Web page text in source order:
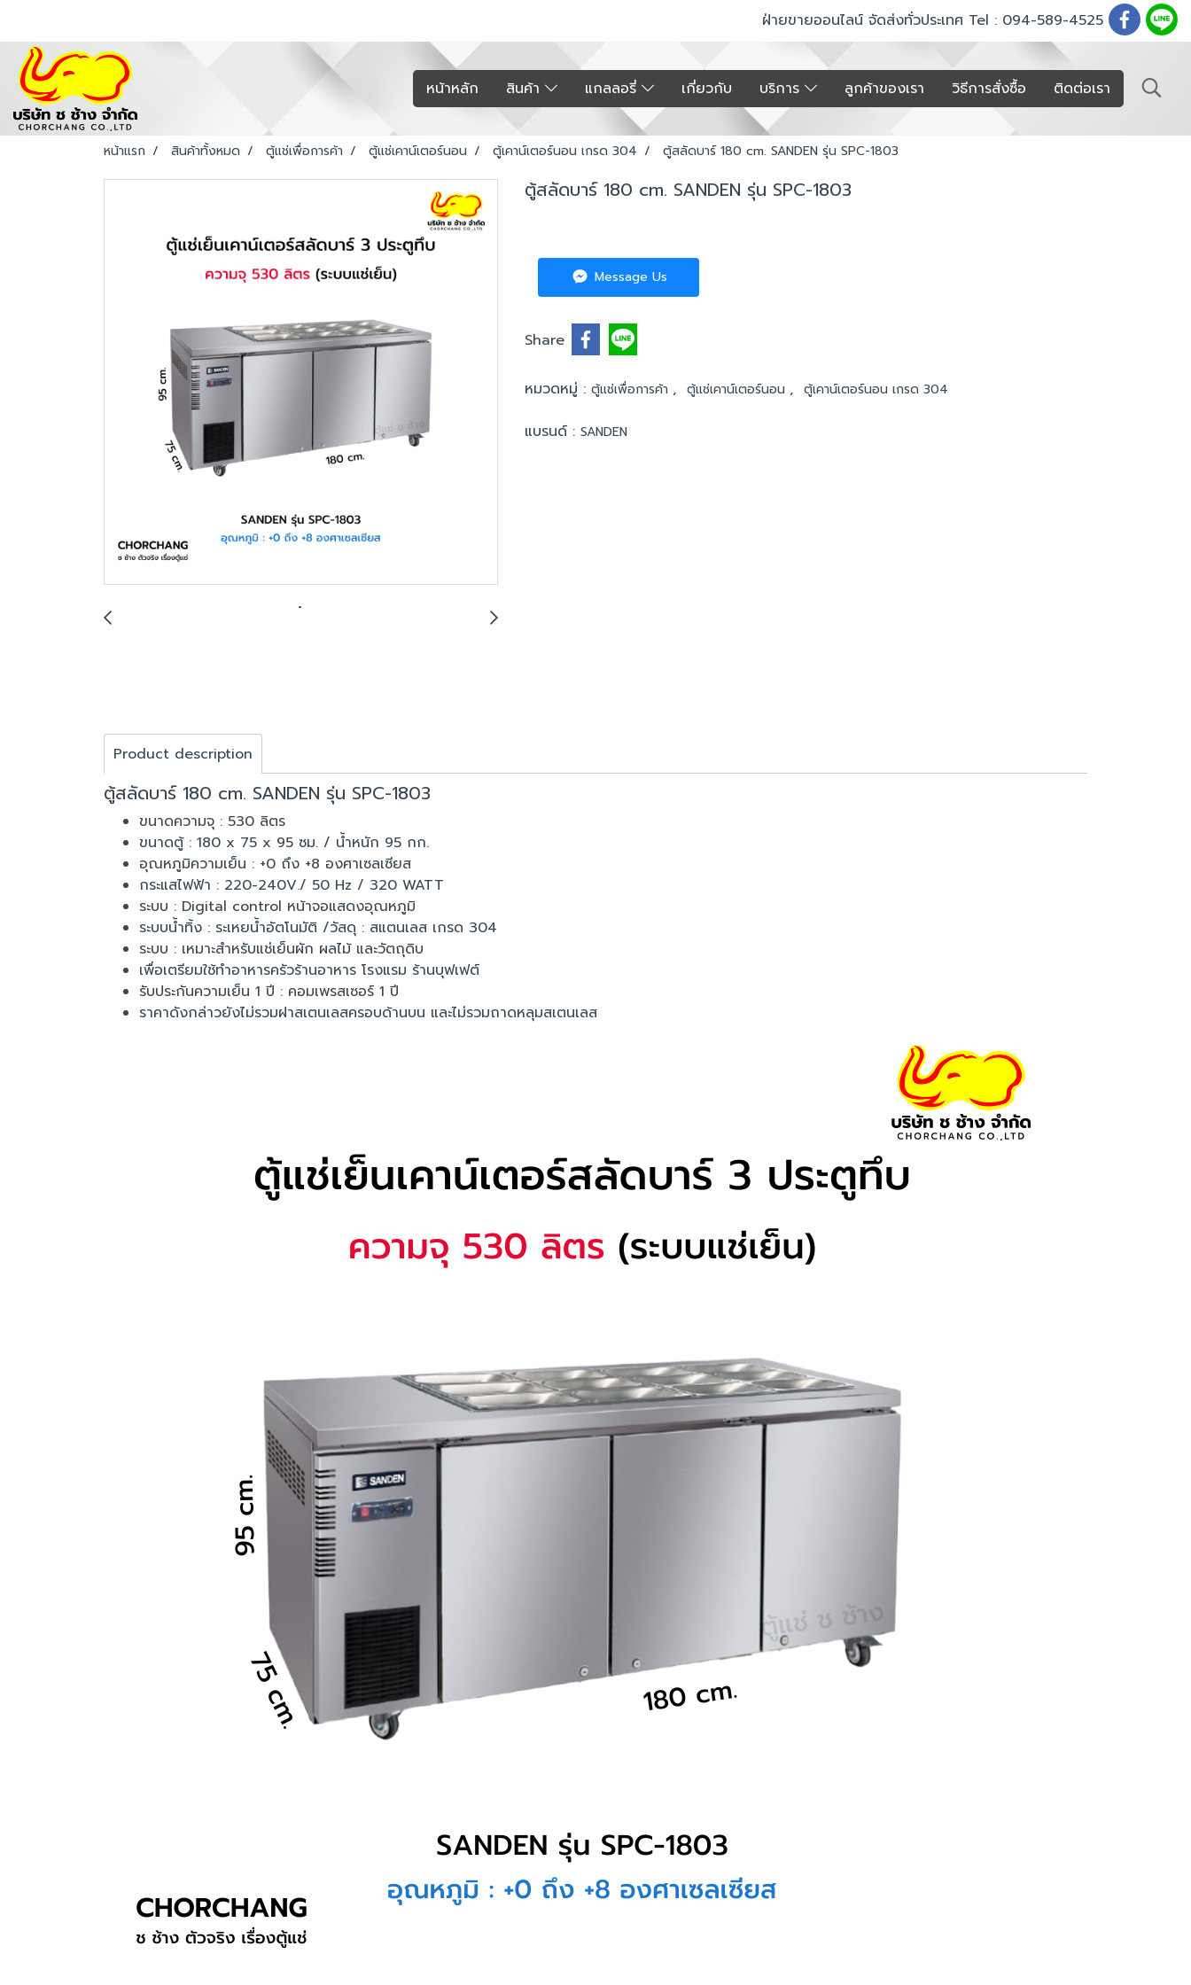
ฝ่ายขายออนไลน์ จัดส่งทั่วประเทศ Tel : 094-589-4525
หน้าหลัก สินค้า แกลลอรี่ เกี่ยวกับ บริการ ลูกค้าของเรา วิธีการสั่งซื้อ ติดต่อเรา
หน้าแรก สินค้าทั้งหมด ตู้แช่เพื่อการค้า ตู้แช่เคาน์เตอร์นอน ตู้เคาน์เตอร์นอน เกรด 304 ตู้สลัดบาร์ 180 cm. SANDEN รุ่น SPC-1803
ตู้สลัดบาร์ 180 cm. SANDEN รุ่น SPC-1803
Message Us
Share
หมวดหมู่ : ตู้แช่เพื่อการค้า , ตู้แช่เคาน์เตอร์นอน , ตู้เคาน์เตอร์นอน เกรด 304
แบรนด์ : SANDEN
Product description
ตู้สลัดบาร์ 180 cm. SANDEN รุ่น SPC-1803
ขนาดความจุ : 530 ลิตร
ขนาดตู้ : 180 x 75 x 95 ซม. / น้ำหนัก 95 กก.
อุณหภูมิความเย็น : +0 ถึง +8 องศาเซลเซียส
กระแสไฟฟ้า : 220-240V./ 50 Hz / 320 WATT
ระบบ : Digital control หน้าจอแสดงอุณหภูมิ
ระบบน้ำทิ้ง : ระเหยน้ำอัตโนมัติ /วัสดุ : สแตนเลส เกรด 304
ระบบ : เหมาะสำหรับแช่เย็นผัก ผลไม้ และวัตถุดิบ
เพื่อเตรียมใช้ทำอาหารครัวร้านอาหาร โรงแรม ร้านบุฟเฟต์
รับประกันความเย็น 1 ปี : คอมเพรสเซอร์ 1 ปี
ราคาดังกล่าวยังไม่รวมฝาสเตนเลสครอบด้านบน และไม่รวมถาดหลุมสเตนเลส